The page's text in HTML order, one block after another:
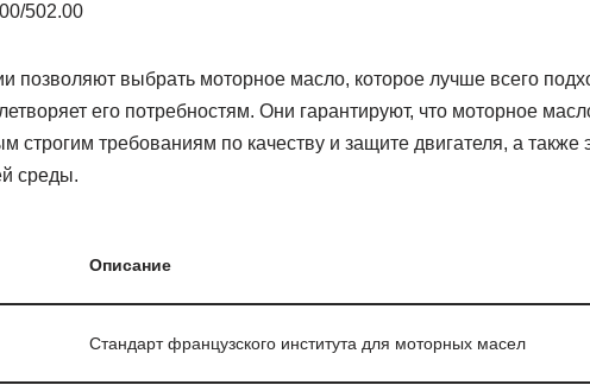
502.00
позволяют выбрать моторное масло, которое лучше всего
его потребностям. Они гарантируют, что моторное
строгим требованиям по качеству и защите двигателя, а также
среды.
Описание
Стандарт французского института для моторных масел